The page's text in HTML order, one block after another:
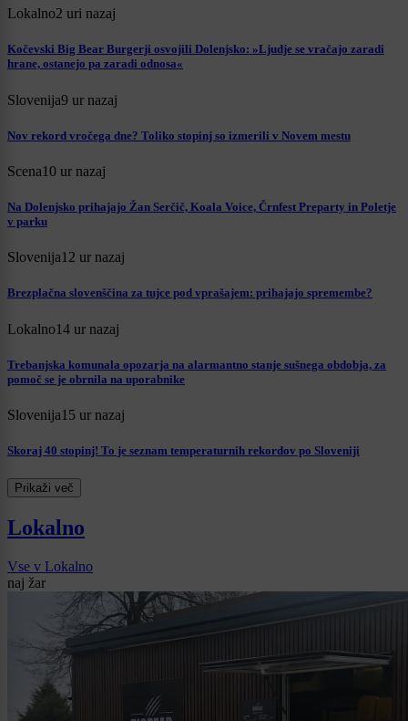
Lokalno2 uri nazaj
Kočevski Big Bear Burgerji osvojili Dolenjsko: »Ljudje se vračajo zaradi
hrane, ostanejo pa zaradi odnosa«
Slovenija9 ur nazaj
Nov rekord vročega dne? Toliko stopinj so izmerili v Novem mestu
Scena10 ur nazaj
Na Dolenjsko prihajajo Žan Serčič, Koala Voice, Črnfest Preparty in Poletje
v parku
Slovenija12 ur nazaj
Brezplačna slovenščina za tujce pod vprašajem: prihajajo spremembe?
Lokalno14 ur nazaj
Trebanjska komunala opozarja na alarmantno stanje sušnega obdobja, za
pomoč se je obrnila na uporabnike
Slovenija15 ur nazaj
Skoraj 40 stopinj! To je seznam temperaturnih rekordov po Sloveniji
Prikaži več
Lokalno
Vse v Lokalno
naj žar